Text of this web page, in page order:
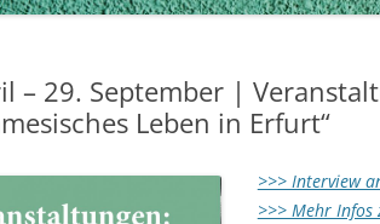
– 29. September |
Leben in Erfurt“
>>> Interview
>>> Mehr